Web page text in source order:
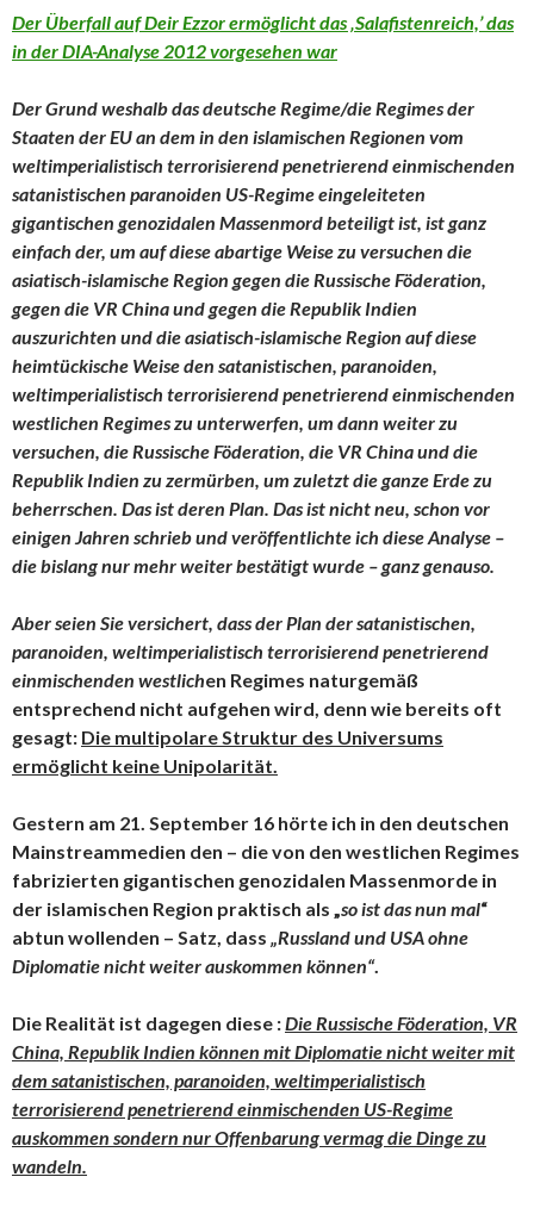
Der Überfall auf Deir Ezzor ermöglicht das ‚Salafistenreich,’ das
in der DIA-Analyse 2012 vorgesehen war
Der Grund weshalb das deutsche Regime/die Regimes der
Staaten der EU an dem in den islamischen Regionen vom
weltimperialistisch terrorisierend penetrierend einmischenden
satanistischen paranoiden US-Regime eingeleiteten
gigantischen genozidalen Massenmord beteiligt ist, ist ganz
einfach der, um auf diese abartige Weise zu versuchen die
asiatisch-islamische Region gegen die Russische Föderation,
gegen die VR China und gegen die Republik Indien
auszurichten und die asiatisch-islamische Region auf diese
heimtückische Weise den satanistischen, paranoiden,
weltimperialistisch terrorisierend penetrierend einmischenden
westlichen Regimes zu unterwerfen, um dann weiter zu
versuchen, die Russische Föderation, die VR China und die
Republik Indien zu zermürben, um zuletzt die ganze Erde zu
beherrschen. Das ist deren Plan. Das ist nicht neu, schon vor
einigen Jahren schrieb und veröffentlichte ich diese Analyse –
die bislang nur mehr weiter bestätigt wurde – ganz genauso.
Aber seien Sie versichert, dass der Plan der satanistischen,
paranoiden, weltimperialistisch terrorisierend penetrierend
einmischenden westlichen Regimes naturgemäß
entsprechend nicht aufgehen wird, denn wie bereits oft
gesagt: Die multipolare Struktur des Universums
ermöglicht keine Unipolarität.
Gestern am 21. September 16 hörte ich in den deutschen
Mainstreammedien den – die von den westlichen Regimes
fabrizierten gigantischen genozidalen Massenmorde in
der islamischen Region praktisch als „so ist das nun mal“
abtun wollenden – Satz, dass „Russland und USA ohne
Diplomatie nicht weiter auskommen können“.
Die Realität ist dagegen diese :Die Russische Föderation, VR
China, Republik Indien können mit Diplomatie nicht weiter mit
dem satanistischen, paranoiden, weltimperialistisch
terrorisierend penetrierend einmischenden US-Regime
auskommen sondern nur Offenbarung vermag die Dinge zu
wandeln.